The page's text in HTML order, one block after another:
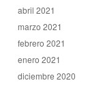
abril 2021
marzo 2021
febrero 2021
enero 2021
diciembre 2020